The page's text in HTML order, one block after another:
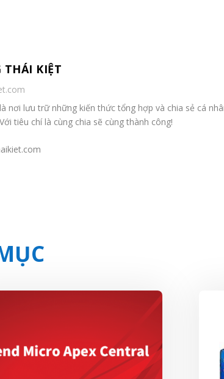
THÁI KIỆT
là nơi lưu trữ những kiến thức tổng hợp và chia sẻ cá
tiêu chí là cùng chia sẽ cùng thành công!